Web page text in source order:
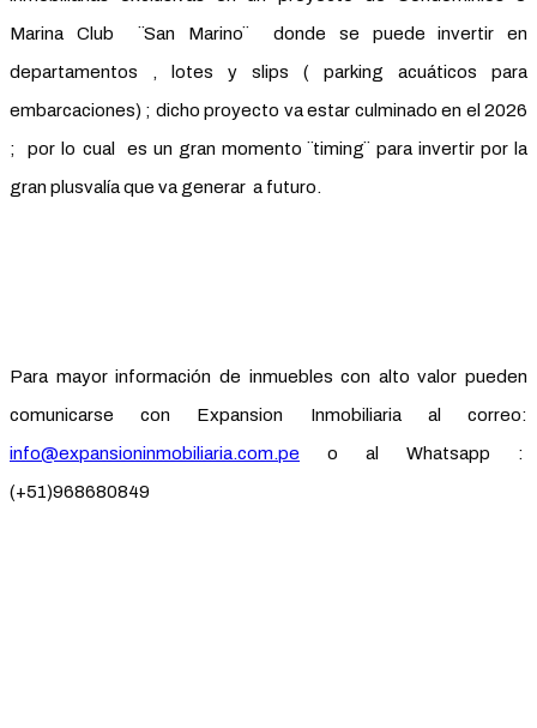
Marina Club ¨San Marino¨ donde se puede invertir en
departamentos , lotes y slips ( parking acuáticos para
embarcaciones) ; dicho proyecto va estar culminado en el 2026
; por lo cual es un gran momento ¨timing¨ para invertir por la
gran plusvalía que va generar a futuro.
Para mayor información de inmuebles con alto valor pueden
comunicarse con Expansion Inmobiliaria al correo:
info@expansioninmobiliaria.com.pe o al Whatsapp :
(+51)968680849